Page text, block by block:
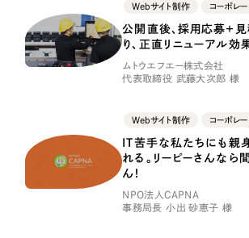
全国1,400社以上の支援実績の中から
実績の
一部をご紹介します
ブックマークしたサイト
Webサイト制作 コーポレー
公開直後、採用応募＋
り、正直リニューアル
ムトウエフエー株式会社
代表取締役 武藤大次郎 様
Webサイト制作 コーポレー
IT苦手な私たちにも親
れる。リーピーさんなら
ん！
NPO法人CAPNA
事務局長 小出 砂恵子 様